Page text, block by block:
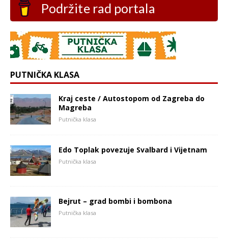
Podržite rad portala
PUTNIČKA KLASA
Kraj ceste / Autostopom od Zagreba do
Magreba
Putnička klasa
Edo Toplak povezuje Svalbard i Vijetnam
Putnička klasa
Bejrut – grad bombi i bombona
Putnička klasa